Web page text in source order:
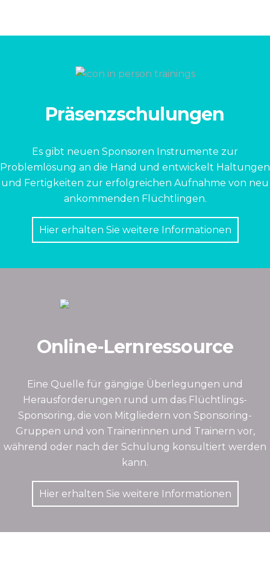
Präsenzschulungen
Es gibt neuen Sponsoren Instrumente zur
Problemlösung an die Hand und entwickelt Haltungen
und Fertigkeiten zur erfolgreichen Aufnahme von neu
ankommenden Flüchtlingen.
Hier erhalten Sie weitere Informationen
Online-Lernressource
Eine Quelle für gängige Überlegungen und
Herausforderungen rund um das Flüchtlings-
Sponsoring, die von Mitgliedern von Sponsoring-
Gruppen und von Trainerinnen und Trainern vor,
während oder nach der Schulung konsultiert werden
kann.
Hier erhalten Sie weitere Informationen